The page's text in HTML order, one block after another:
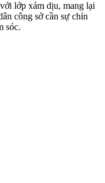
lớp xám dịu, mang lại
công sở cần sự chỉn
sóc.